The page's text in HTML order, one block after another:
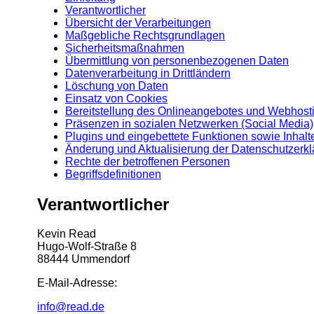
Verantwortlicher
Übersicht der Verarbeitungen
Maßgebliche Rechtsgrundlagen
Sicherheitsmaßnahmen
Übermittlung von personenbezogenen Daten
Datenverarbeitung in Drittländern
Löschung von Daten
Einsatz von Cookies
Bereitstellung des Onlineangebotes und
Präsenzen in sozialen Netzwerken (Social Media)
Plugins und eingebettete Funktionen sowie
Änderung und Aktualisierung der
Rechte der betroffenen Personen
Begriffsdefinitionen
Verantwortlicher
Kevin Read
Hugo-Wolf-Straße 8
88444 Ummendorf
E-Mail-Adresse:
info@read.de